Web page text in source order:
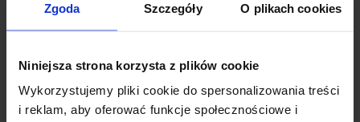
Zgoda Szczegóły O plikach cookies
Niniejsza strona korzysta z plików cookie
Wykorzystujemy pliki cookie do spersonalizowania treści
i reklam, aby oferować funkcje społecznościowe i
Strefa wiedzy